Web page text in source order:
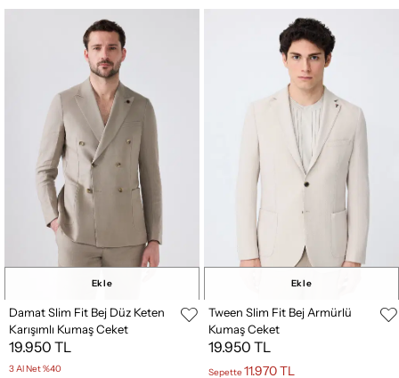
Ekle
Damat Slim Fit Bej Düz Keten
Karışımlı Kumaş Ceket
19.950 TL
3 Al Net %40
Ekle
Tween Slim Fit Bej Armürlü
Kumaş Ceket
19.950 TL
Sepette 11.970 TL